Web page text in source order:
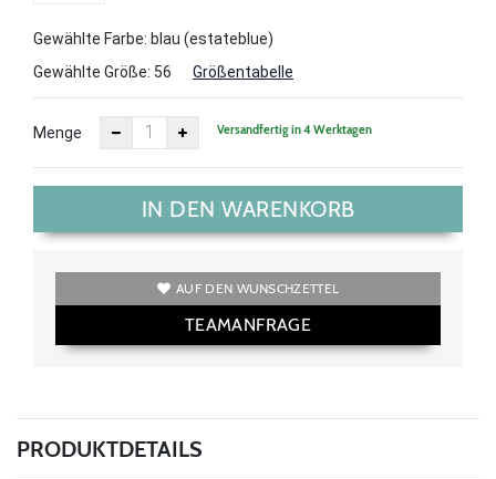
Gewählte Farbe: blau (estateblue)
Gewählte Größe: 56 Größentabelle
Menge Versandfertig in 4 Werktagen
IN DEN WARENKORB
AUF DEN WUNSCHZETTEL
TEAMANFRAGE
PRODUKTDETAILS